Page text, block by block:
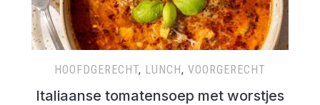
HOOFDGERECHT, LUNCH, VOORGERECHT
Italiaanse tomatensoep met worstjes